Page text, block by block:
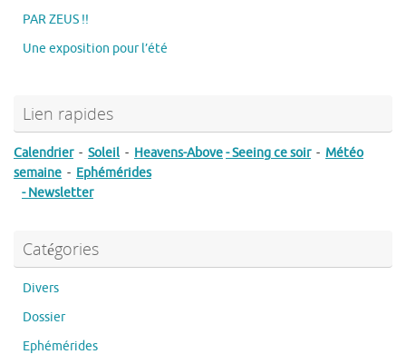
PAR ZEUS !!
Une exposition pour l’été
Lien rapides
Calendrier- Soleil - Heavens-Above- Seeing ce soir- Météo
semaine - Ephémérides
- Newsletter
Catégories
Divers
Dossier
Ephémérides